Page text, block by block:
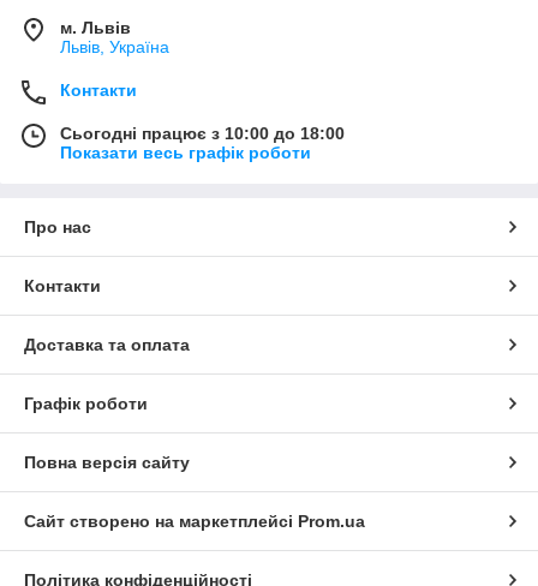
м. Львів
Львів, Україна
Контакти
Сьогодні працює з 10:00 до 18:00
Показати весь графік роботи
Про нас
Контакти
Доставка та оплата
Графік роботи
Повна версія сайту
Сайт створено на маркетплейсі Prom.ua
Політика конфіденційності